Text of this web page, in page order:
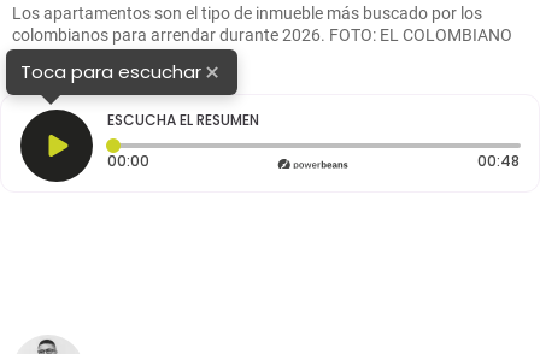
Los apartamentos son el tipo de inmueble más buscado por los
colombianos para arrendar durante 2026. FOTO: EL COLOMBIANO
Toca para escuchar×
ESCUCHA EL RESUMEN
00:00 Tiempo transcurrido: 0 segundos 00:48